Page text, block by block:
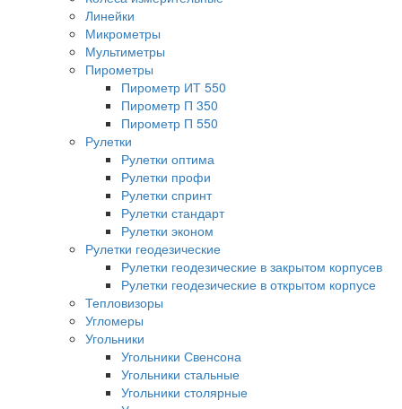
Линейки
Микрометры
Мультиметры
Пирометры
Пирометр ИТ 550
Пирометр П 350
Пирометр П 550
Рулетки
Рулетки оптима
Рулетки профи
Рулетки спринт
Рулетки стандарт
Рулетки эконом
Рулетки геодезические
Рулетки геодезические в закрытом корпусев
Рулетки геодезические в открытом корпусе
Тепловизоры
Угломеры
Угольники
Угольники Свенсона
Угольники стальные
Угольники столярные